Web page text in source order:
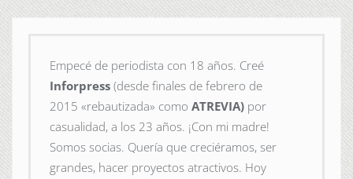
Empecé de periodista con 18 años. Creé
Inforpress (desde finales de febrero de
2015 «rebautizada» como ATREVIA) por
casualidad, a los 23 años. ¡Con mi madre!
Somos socias. Quería que creciéramos, ser
grandes, hacer proyectos atractivos. Hoy